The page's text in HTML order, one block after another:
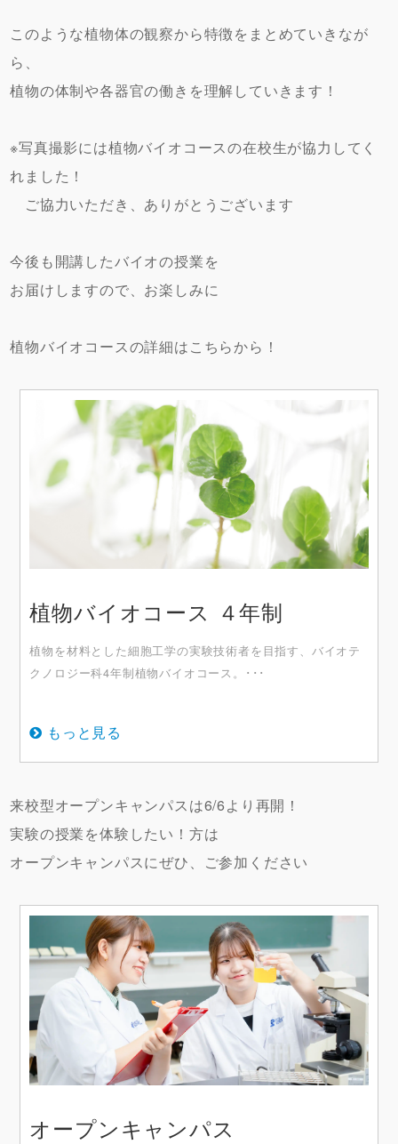
このような植物体の観察から特徴をまとめていきなが
ら、
植物の体制や各器官の働きを理解していきます！
※写真撮影には植物バイオコースの在校生が協力してく
れました！
ご協力いただき、ありがとうございます
今後も開講したバイオの授業を
お届けしますので、お楽しみに
植物バイオコースの詳細はこちらから！
植物バイオコース ４年制
植物を材料とした細胞工学の実験技術者を目指す、バイオテ
クノロジー科4年制植物バイオコース。･･･
もっと見る
来校型オープンキャンパスは6/6より再開！
実験の授業を体験したい！方は
オープンキャンパスにぜひ、ご参加ください
オープンキャンパス